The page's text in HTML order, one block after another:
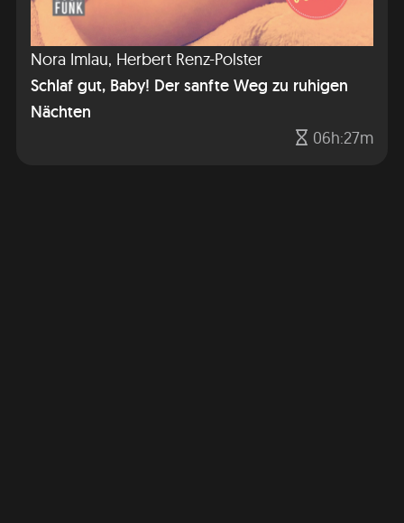
Schlaf gut, Baby! Der sanfte Weg zu ruhigen
Nächten
Nora Imlau, Herbert Renz-Polster
06h:27m